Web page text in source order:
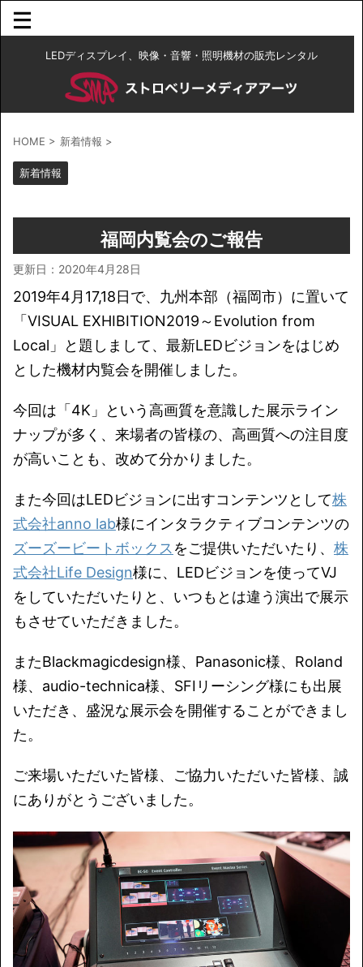
LEDディスプレイ、映像・音響・照明機材の販売レンタル
HOME > 新着情報 >
新着情報
福岡内覧会のご報告
更新日： 2020年4月28日
2019年4月17,18日で、九州本部（福岡市）に置いて
「VISUAL EXHIBITION2019～Evolution from
Local」と題しまして、最新LEDビジョンをはじめ
とした機材内覧会を開催しました。
今回は「4K」という高画質を意識した展示ライン
ナップが多く、来場者の皆様の、高画質への注目度
が高いことも、改めて分かりました。
また今回はLEDビジョンに出すコンテンツとして株
式会社anno lab様にインタラクティブコンテンツの
ズーズービートボックスをご提供いただいたり、 株
式会社Life Design様に、LEDビジョンを使ってVJ
をしていただいたりと、いつもとは違う演出で展示
もさせていただきました。
またBlackmagicdesign様、Panasonic様、Roland
様、audio-technica様、SFIリーシング様にも出展
いただき、盛況な展示会を開催することができまし
た。
ご来場いただいた皆様、ご協力いただいた皆様、誠
にありがとうございました。